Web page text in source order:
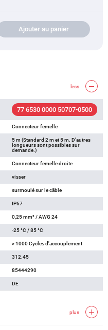
Ajouter au panier
less
77 6530 0000 50707-0500
Connecteur femelle
5 m (Standard 2 m et 5 m. D'autres
longueurs sont possibles sur
demande.)
Connecteur femelle droite
visser
surmoulé sur le câble
IP67
0,25 mm² / AWG 24
-25 °C / 85 °C
> 1000 Cycles d'accouplement
312.45
85444290
DE
plus